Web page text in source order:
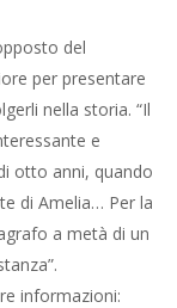
del
per presentare
nella storia. “Il
e
otto anni, quando
di Amelia… Per la
a metà di un
informazioni: